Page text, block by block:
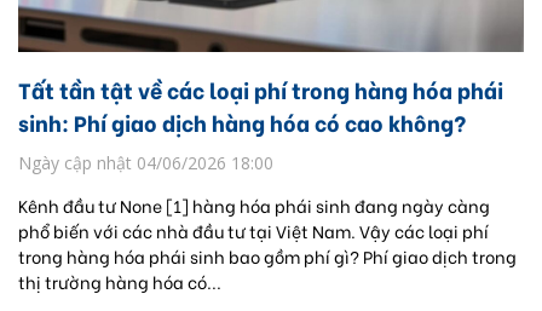
Tất tần tật về các loại phí trong hàng hóa phái
sinh: Phí giao dịch hàng hóa có cao không?
Ngày cập nhật 04/06/2026 18:00
Kênh đầu tư None [1] hàng hóa phái sinh đang ngày càng
phổ biến với các nhà đầu tư tại Việt Nam. Vậy các loại phí
trong hàng hóa phái sinh bao gồm phí gì? Phí giao dịch trong
thị trường hàng hóa có...